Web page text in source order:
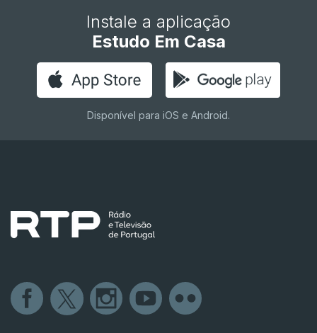
Instale a aplicação
Estudo Em Casa
Disponível para iOS e Android.